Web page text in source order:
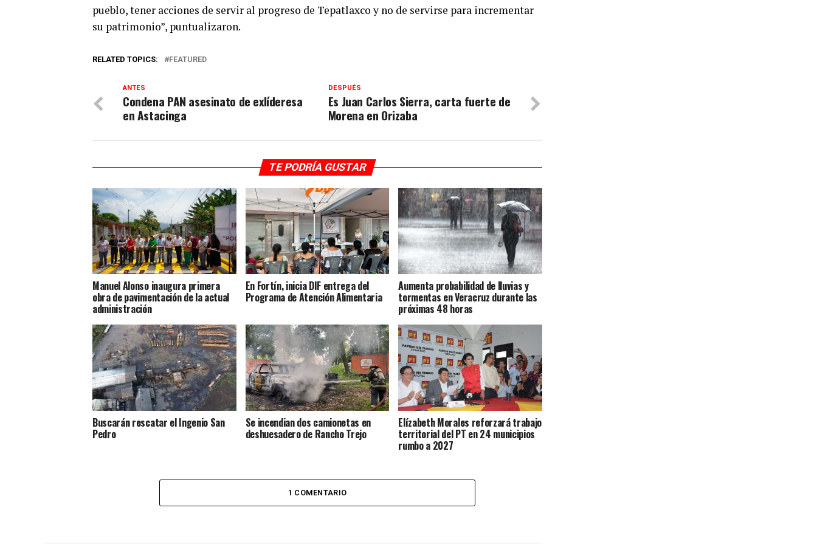
pueblo, tener acciones de servir al progreso de Tepatlaxco y no de servirse para incrementar
su patrimonio”, puntualizaron.
RELATED TOPICS: FEATURED
DESPUÉS
Es Juan Carlos Sierra, carta fuerte de
Morena en Orizaba
ANTES
Condena PAN asesinato de exlíderesa
en Astacinga
TE PODRÍA GUSTAR
Manuel Alonso inaugura primera
obra de pavimentación de la actual
administración
En Fortín, inicia DIF entrega del
Programa de Atención Alimentaria
Aumenta probabilidad de lluvias y
tormentas en Veracruz durante las
próximas 48 horas
Buscarán rescatar el Ingenio San
Pedro
Se incendian dos camionetas en
deshuesadero de Rancho Trejo
Elízabeth Morales reforzará trabajo
territorial del PT en 24 municipios
rumbo a 2027
1 COMENTARIO